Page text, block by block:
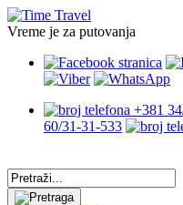
Vreme je za putovanja
+381
60/31-31-533